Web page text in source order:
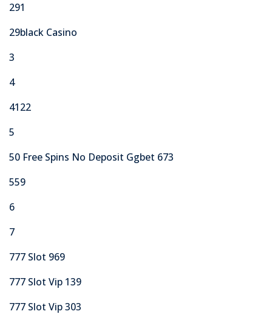
291
29black Casino
3
4
4122
5
50 Free Spins No Deposit Ggbet 673
559
6
7
777 Slot 969
777 Slot Vip 139
777 Slot Vip 303